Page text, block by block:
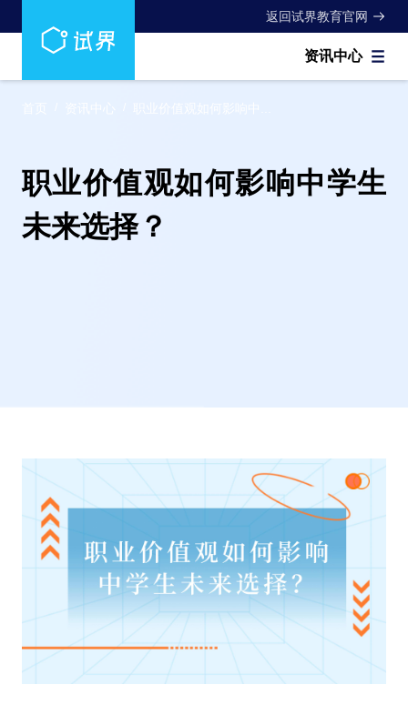
返回试界教育官网
资讯中心
职业价值观如何影响中...
职业价值观如何影响中学生
未来选择？